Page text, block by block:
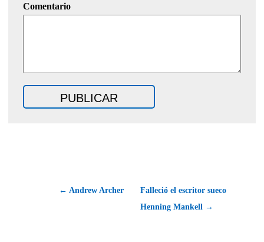
Comentario
← Andrew Archer
Falleció el escritor sueco
Henning Mankell →